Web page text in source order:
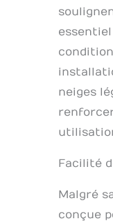
neiges
Facilité
Malgré
conçue